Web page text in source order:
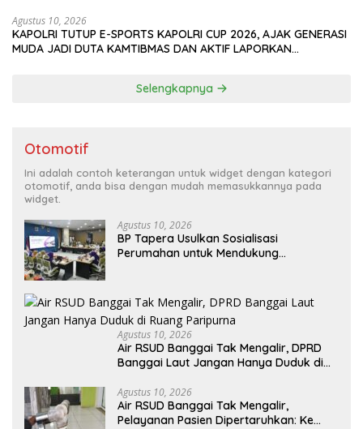
Agustus 10, 2026
KAPOLRI TUTUP E-SPORTS KAPOLRI CUP 2026, AJAK GENERASI
MUDA JADI DUTA KAMTIBMAS DAN AKTIF LAPORKAN
Selengkapnya
Otomotif
Ini adalah contoh keterangan untuk widget dengan kategori
otomotif, anda bisa dengan mudah memasukkannya pada
widget.
Agustus 10, 2026
BP Tapera Usulkan Sosialisasi
Perumahan untuk Mendukung
Agustus 10, 2026
Air RSUD Banggai Tak Mengalir, DPRD
Banggai Laut Jangan Hanya Duduk di
Agustus 10, 2026
Air RSUD Banggai Tak Mengalir,
Pelayanan Pasien Dipertaruhkan: Ke